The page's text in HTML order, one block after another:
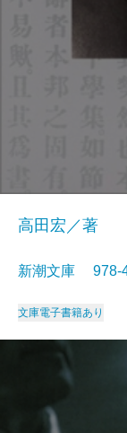
高田宏／著
新潮文庫 978-
文庫電子書籍あり